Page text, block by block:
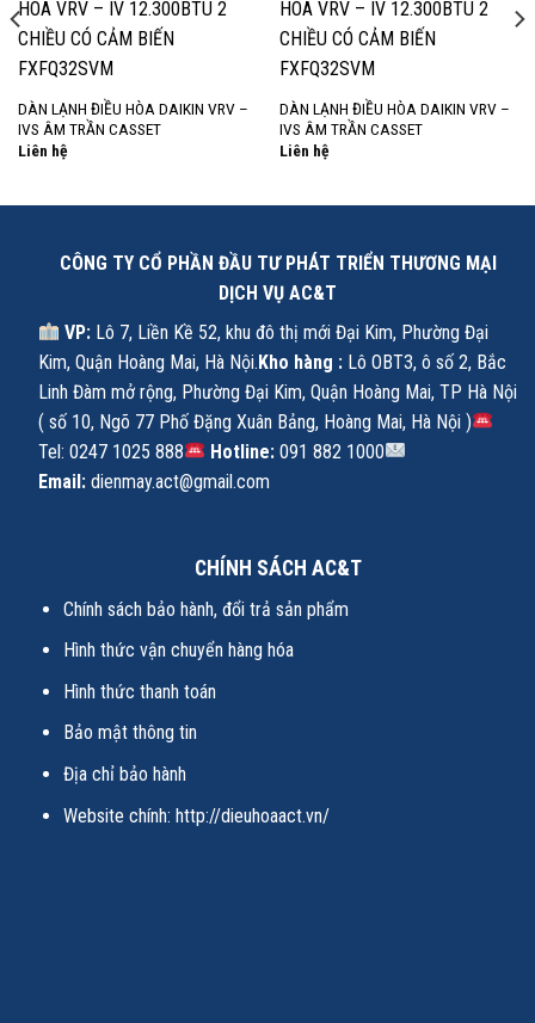
DÀN LẠNH ĐIỀU HÒA DAIKIN VRV –
IVS ÂM TRẦN CASSET
Liên hệ
DÀN LẠNH ĐIỀU HÒA DAIKIN VRV –
IVS ÂM TRẦN CASSET
Liên hệ
CÔNG TY CỔ PHẦN ĐẦU TƯ PHÁT TRIỂN THƯƠNG MẠI
DỊCH VỤ AC&T
VP: Lô 7, Liền Kề 52, khu đô thị mới Đại Kim, Phường Đại
Kim, Quận Hoàng Mai, Hà Nội.Kho hàng : Lô OBT3, ô số 2, Bắc
Linh Đàm mở rộng, Phường Đại Kim, Quận Hoàng Mai, TP Hà Nội
( số 10, Ngõ 77 Phố Đặng Xuân Bảng, Hoàng Mai, Hà Nội )
Tel: 0247 1025 888
Hotline:091 882 1000
Email: dienmay.act@gmail.com
CHÍNH SÁCH AC&T
Chính sách bảo hành, đổi trả sản phẩm
Hình thức vận chuyển hàng hóa
Hình thức thanh toán
Bảo mật thông tin
Địa chỉ bảo hành
Website chính: http://dieuhoaact.vn/